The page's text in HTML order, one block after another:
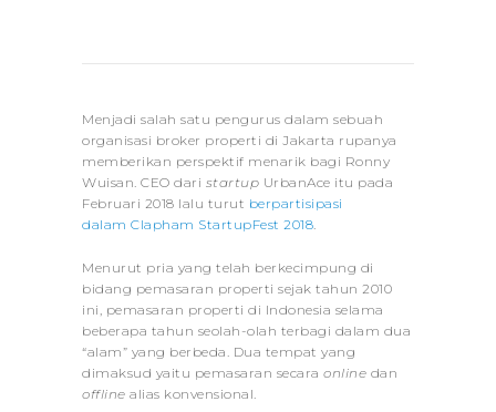
Menjadi salah satu pengurus dalam sebuah
organisasi broker properti di Jakarta rupanya
memberikan perspektif menarik bagi Ronny
Wuisan. CEO dari startup UrbanAce itu pada
Februari 2018 lalu turut berpartisipasi
dalam Clapham StartupFest 2018
Menurut pria yang telah berkecimpung di
bidang pemasaran properti sejak tahun 2010
ini, pemasaran properti di Indonesia selama
beberapa tahun seolah-olah terbagi dalam dua
“alam” yang berbeda. Dua tempat yang
dimaksud yaitu pemasaran secara online dan
offline alias konvensional.